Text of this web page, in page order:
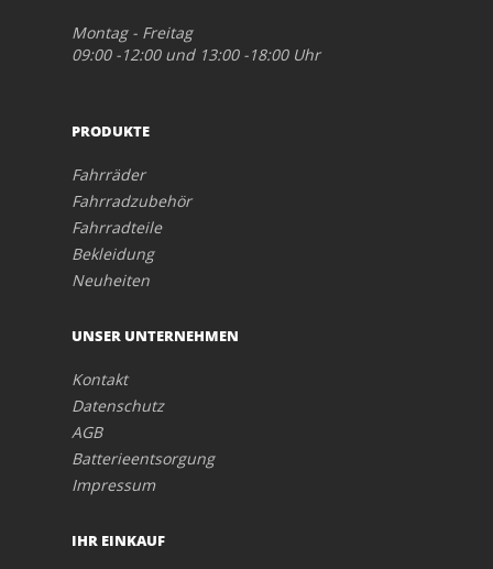
Montag - Freitag
09:00 -12:00 und 13:00 -18:00 Uhr
PRODUKTE
Fahrräder
Fahrradzubehör
Fahrradteile
Bekleidung
Neuheiten
UNSER UNTERNEHMEN
Kontakt
Datenschutz
AGB
Batterieentsorgung
Impressum
IHR EINKAUF